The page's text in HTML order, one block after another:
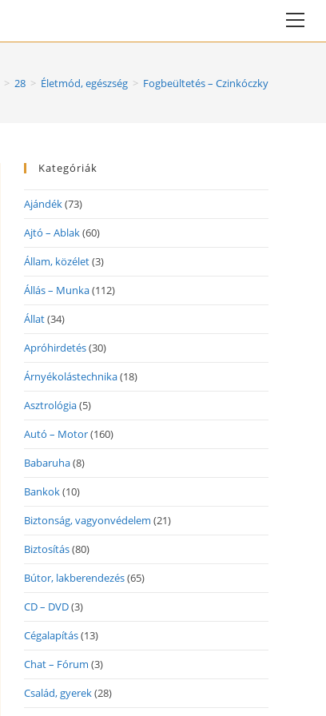
> 28 > Életmód, egészség > Fogbeültetés – Czinkóczky
Kategóriák
Ajándék(73)
Ajtó – Ablak(60)
Állam, közélet(3)
Állás – Munka(112)
Állat(34)
Apróhirdetés(30)
Árnyékolástechnika(18)
Asztrológia(5)
Autó – Motor(160)
Babaruha(8)
Bankok(10)
Biztonság, vagyonvédelem (21)
Biztosítás(80)
Bútor, lakberendezés(65)
CD – DVD(3)
Cégalapítás(13)
Chat – Fórum (3)
Család, gyerek(28)